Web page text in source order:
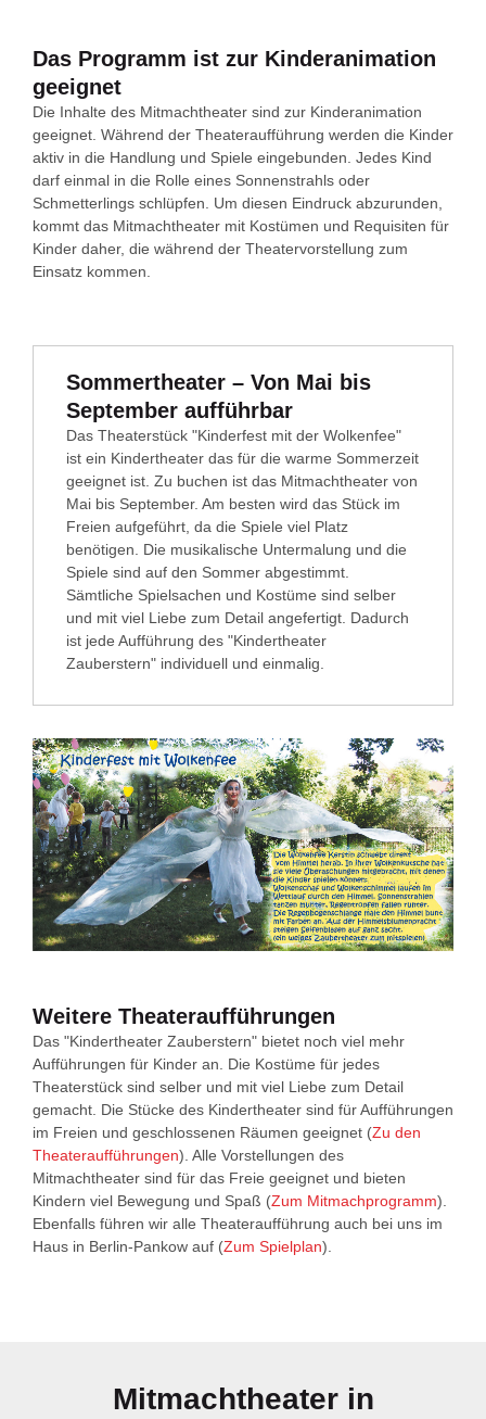
Das Programm ist zur Kinderanimation
geeignet
Die Inhalte des Mitmachtheater sind zur Kinderanimation
geeignet. Während der Theateraufführung werden die Kinder
aktiv in die Handlung und Spiele eingebunden. Jedes Kind
darf einmal in die Rolle eines Sonnenstrahls oder
Schmetterlings schlüpfen. Um diesen Eindruck abzurunden,
kommt das Mitmachtheater mit Kostümen und Requisiten für
Kinder daher, die während der Theatervorstellung zum
Einsatz kommen.
Sommertheater – Von Mai bis
September aufführbar
Das Theaterstück "Kinderfest mit der Wolkenfee"
ist ein Kindertheater das für die warme Sommerzeit
geeignet ist. Zu buchen ist das Mitmachtheater von
Mai bis September. Am besten wird das Stück im
Freien aufgeführt, da die Spiele viel Platz
benötigen. Die musikalische Untermalung und die
Spiele sind auf den Sommer abgestimmt.
Sämtliche Spielsachen und Kostüme sind selber
und mit viel Liebe zum Detail angefertigt. Dadurch
ist jede Aufführung des "Kindertheater
Zauberstern" individuell und einmalig.
Weitere Theateraufführungen
Das "Kindertheater Zauberstern" bietet noch viel mehr
Aufführungen für Kinder an. Die Kostüme für jedes
Theaterstück sind selber und mit viel Liebe zum Detail
gemacht. Die Stücke des Kindertheater sind für Aufführungen
im Freien und geschlossenen Räumen geeignet (Zu den
Theateraufführungen). Alle Vorstellungen des
Mitmachtheater sind für das Freie geeignet und bieten
Kindern viel Bewegung und Spaß (Zum Mitmachprogramm).
Ebenfalls führen wir alle Theateraufführung auch bei uns im
Haus in Berlin-Pankow auf (Zum Spielplan).
Mitmachtheater in